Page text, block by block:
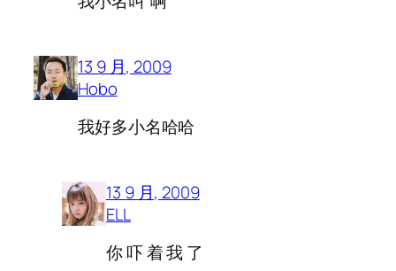
13 9 月, 2009
Hobo
我好多小名哈哈
13 9 月, 2009
ELL
你 吓 着 我 了